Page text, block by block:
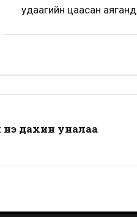
удаагийн цаасан
дахин уналаа